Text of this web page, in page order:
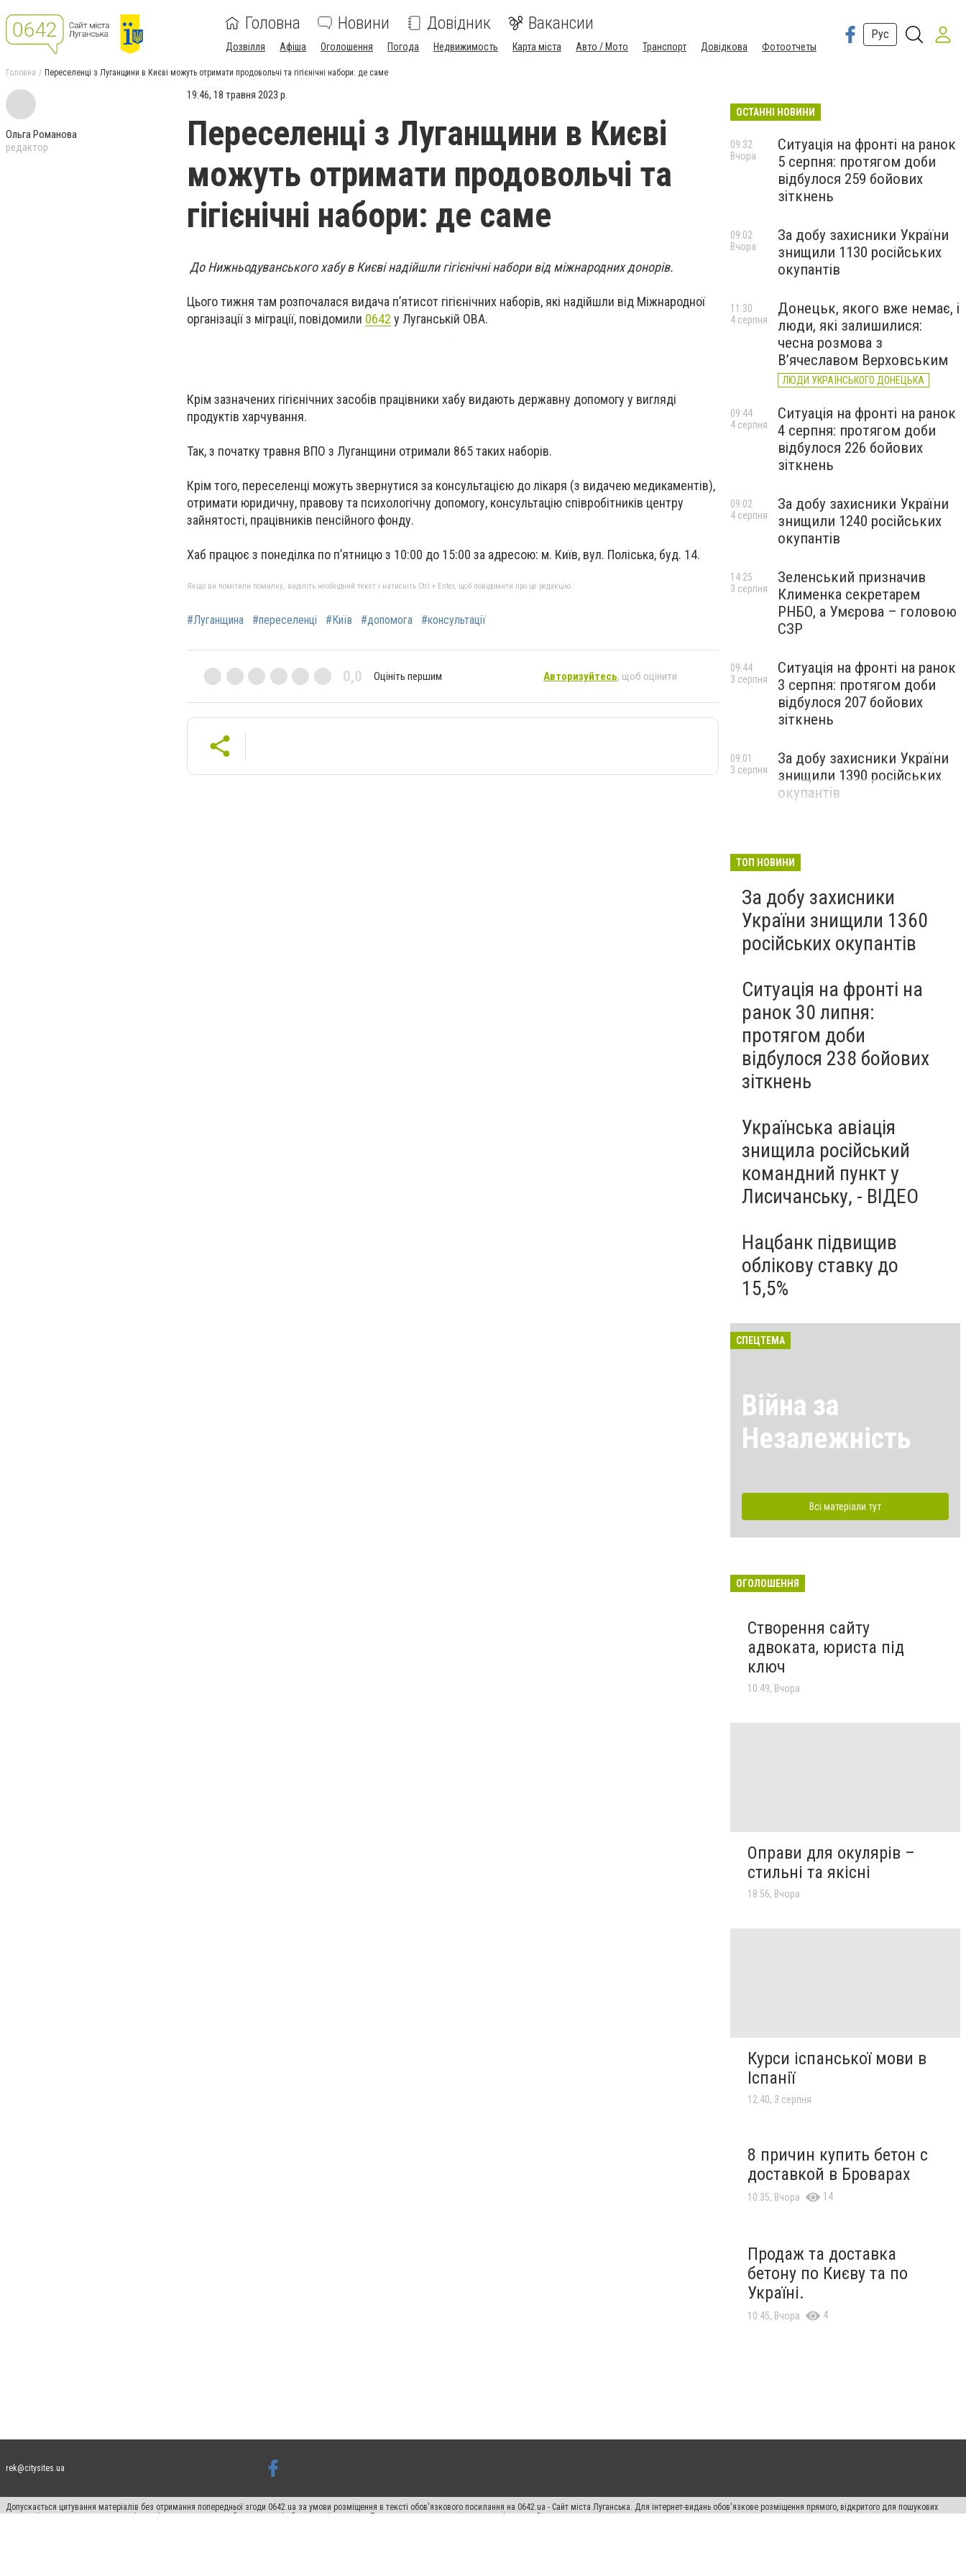
Головна Новини Довідник Вакансии
Дозвілля Афіша Оголошення Погода Недвижимость Карта міста Авто / Мото Транспорт Довідкова Фотоотчеты
Рус
Головна Переселенці з Луганщини в Києві можуть отримати продовольчі та гігієнічні набори: де саме
Ольга Романова
редактор
19:46, 18 травня 2023 р.
Переселенці з Луганщини в Києві
можуть отримати продовольчі та
гігієнічні набори: де саме
До Нижньодуванського хабу в Києві надійшли гігієнічні набори від міжнародних донорів.
Цього тижня там розпочалася видача п’ятисот гігієнічних наборів, які надійшли від Міжнародної
організації з міграції, повідомили 0642 у Луганській ОВА.
Крім зазначених гігієнічних засобів працівники хабу видають державну допомогу у вигляді
продуктів харчування.
Так, з початку травня ВПО з Луганщини отримали 865 таких наборів.
Крім того, переселенці можуть звернутися за консультацією до лікаря (з видачею медикаментів),
отримати юридичну, правову та психологічну допомогу, консультацію співробітників центру
зайнятості, працівників пенсійного фонду.
Хаб працює з понеділка по п’ятницю з 10:00 до 15:00 за адресою: м. Київ, вул. Поліська, буд. 14.
Якщо ви помітили помилку, виділіть необхідний текст і натисніть Ctrl + Enter, щоб повідомити про це редакцію
#Луганщина #переселенці #Київ #допомога #консультації
0,0 Оцініть першим Авторизуйтесь, щоб оцінити
ОСТАННІ НОВИНИ
Ситуація на фронті на ранок
5 серпня: протягом доби
відбулося 259 бойових
зіткнень
09:32
Вчора
За добу захисники України
знищили 1130 російських
окупантів
09:02
Вчора
Донецьк, якого вже немає, і
люди, які залишилися:
чесна розмова з
В’ячеславом Верховським
ЛЮДИ УКРАЇНСЬКОГО ДОНЕЦЬКА
11:30
4 серпня
Ситуація на фронті на ранок
4 серпня: протягом доби
відбулося 226 бойових
зіткнень
09:44
4 серпня
За добу захисники України
знищили 1240 російських
окупантів
09:02
4 серпня
Зеленський призначив
Клименка секретарем
РНБО, а Умєрова – головою
СЗР
14:25
3 серпня
Ситуація на фронті на ранок
3 серпня: протягом доби
відбулося 207 бойових
зіткнень
09:44
3 серпня
За добу захисники України
знищили 1390 російських
окупантів
09:01
3 серпня
ТОП НОВИНИ
За добу захисники
України знищили 1360
російських окупантів
Ситуація на фронті на
ранок 30 липня:
протягом доби
відбулося 238 бойових
зіткнень
Українська авіація
знищила російський
командний пункт у
Лисичанську, - ВІДЕО
Нацбанк підвищив
облікову ставку до
15,5%
СПЕЦТЕМА
Війна за
Незалежність
Всі матеріали тут
ОГОЛОШЕННЯ
Створення сайту
адвоката, юриста під
ключ
10:49, Вчора
Оправи для окулярів –
стильні та якісні
18:56, Вчора
Курси іспанської мови в
Іспанії
12:40, 3 серпня
8 причин купить бетон с
доставкой в Броварах
10:35, Вчора 14
Продаж та доставка
бетону по Києву та по
Україні.
10:45, Вчора 4
rek@citysites.ua
Допускається цитування матеріалів без отримання попередньої згоди 0642.ua за умови розміщення в тексті обов'язкового посилання на 0642.ua - Сайт міста Луганська. Для інтернет-видань обов'язкове розміщення прямого, відкритого для пошукових
систем гіперпосилання на цитовані статті не нижче другого абзацу в тексті або в якості джерела. Порушення виняткових прав переслідується Законом.